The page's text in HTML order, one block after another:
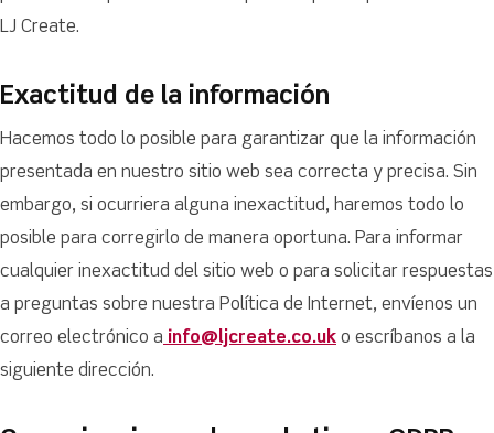
LJ Create.
Exactitud de la información
Hacemos todo lo posible para garantizar que la información
presentada en nuestro sitio web sea correcta y precisa. Sin
embargo, si ocurriera alguna inexactitud, haremos todo lo
posible para corregirlo de manera oportuna. Para informar
cualquier inexactitud del sitio web o para solicitar respuestas
a preguntas sobre nuestra Política de Internet, envíenos un
correo electrónico a info@ljcreate.co.uk o escríbanos a la
siguiente dirección.